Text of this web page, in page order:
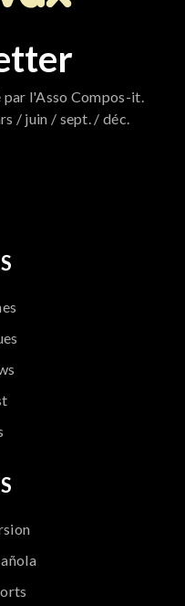
par l'Asso Compos-it.
/ juin / sept. / déc.